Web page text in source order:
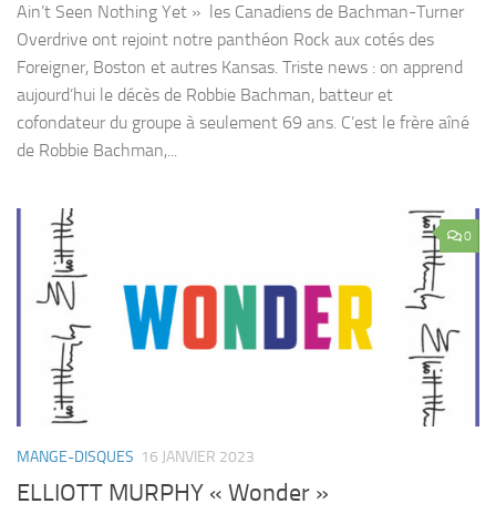
Ain’t Seen Nothing Yet » les Canadiens de Bachman-Turner
Overdrive ont rejoint notre panthéon Rock aux cotés des
Foreigner, Boston et autres Kansas. Triste news : on apprend
aujourd’hui le décès de Robbie Bachman, batteur et
cofondateur du groupe à seulement 69 ans. C’est le frère aîné
de Robbie Bachman,...
0
MANGE-DISQUES 16 JANVIER 2023
ELLIOTT MURPHY « Wonder »